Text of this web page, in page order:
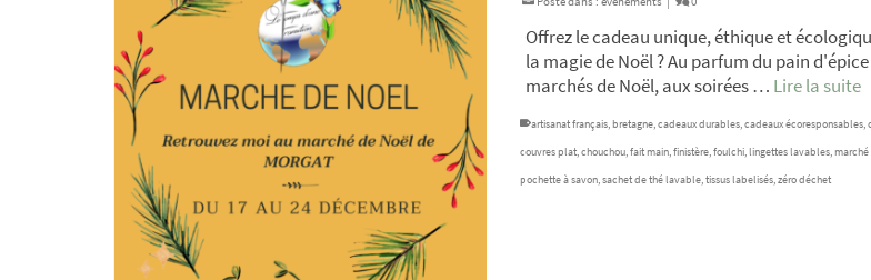
Offrez le cadeau unique, éthique et
la magie de Noël ? Au parfum du pain
marchés de Noël, aux soirées … Lire la suite
artisanat français,bretagne,cadeaux durables,cadeaux écoresponsables,
couvres plat,chouchou,fait main,finistère,foulchi,lingettes lavables,marché
pochette à savon,sachet de thé lavable,tissus labelisés,zéro déchet